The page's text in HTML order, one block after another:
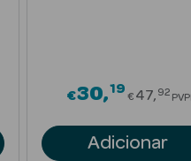
from
€30 19Price
€ 47 92
Adicionar